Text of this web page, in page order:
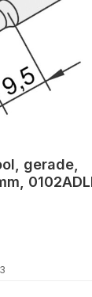
gerade,